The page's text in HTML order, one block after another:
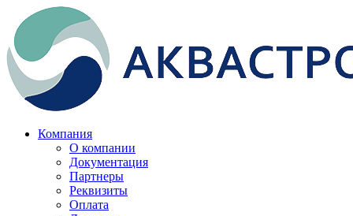
Компания
О компании
Документация
Партнеры
Реквизиты
Оплата